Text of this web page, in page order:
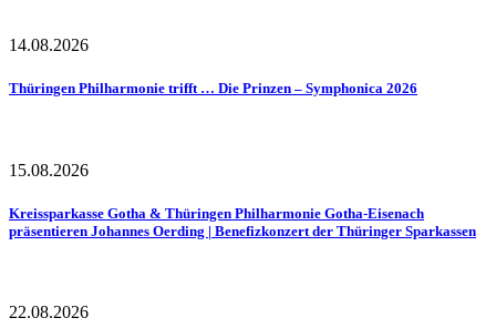
14.08.2026
Thüringen Philharmonie trifft … Die Prinzen – Symphonica 2026
15.08.2026
Kreissparkasse Gotha & Thüringen Philharmonie Gotha-Eisenach
präsentieren Johannes Oerding | Benefizkonzert der Thüringer Sparkassen
22.08.2026